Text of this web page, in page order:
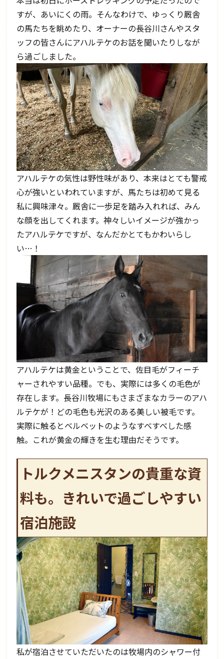
すが、あいにくの雨。そんなわけで、ゆっくり厩舎
の馬たちを眺めたり、オーナーの長谷川さんやスタ
ッフの皆さんにアハルテケのお話を聞いたりしなが
ら過ごしました。
アハルテケの気性は野性味があり、本来はとても警戒
心が強いといわれていますが、馬たちは初めて見る
私に興味津々。厩舎に一歩足を踏み入れれば、みん
な顔を出してくれます。神々しいイメージが強かっ
たアハルテケですが、なんだかとてもかわいらし
い…！
アハルテケは黄金ということで、佐目毛がフィーチ
ャーされやすい品種。でも、実際には多くの毛色が
存在します。長谷川牧場にもさまざまなカラーのアハ
ルテケが！どの毛色も光沢のある美しい被毛です。
実際に触るとベルベットのようなすべすべした感
触。これが黄金の輝きを生む理由だそうです。
トルクメニスタンの貴重な資
料も。きれいで過ごしやすい
宿泊施設
私が宿泊させていただいたのは牧場内のシャワー付